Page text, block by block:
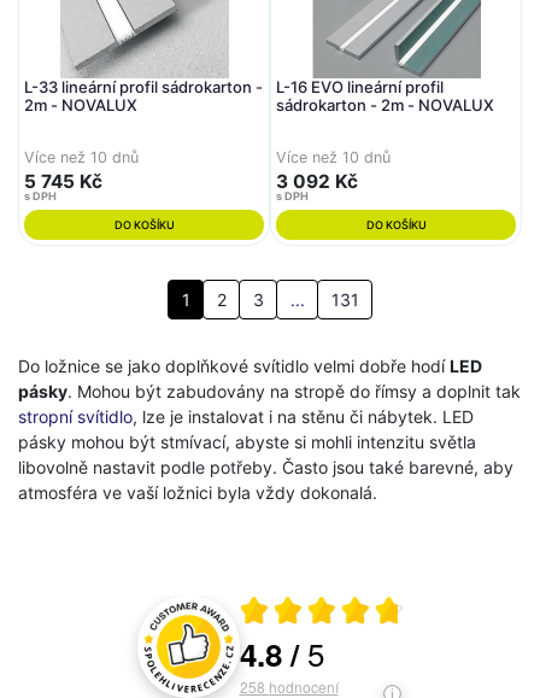
L-33 lineární profil sádrokarton -
2m - NOVALUX
Více než 10 dnů
5 745 Kč
s DPH
DO KOŠÍKU
L-16 EVO lineární profil
sádrokarton - 2m - NOVALUX
Více než 10 dnů
3 092 Kč
s DPH
DO KOŠÍKU
1 2 3 ... 131
Do ložnice se jako doplňkové svítidlo velmi dobře hodíLED
pásky. Mohou být zabudovány na stropě do římsy a doplnit tak
stropní svítidlo, lze je instalovat i na stěnu či nábytek. LED
pásky mohou být stmívací, abyste si mohli intenzitu světla
libovolně nastavit podle potřeby. Často jsou také barevné, aby
atmosféra ve vaší ložnici byla vždy dokonalá.
Hodnocení a recenze zákazníků
Průměrné hodnocení 4.8 z 5
4.8/5
258 hodnocení